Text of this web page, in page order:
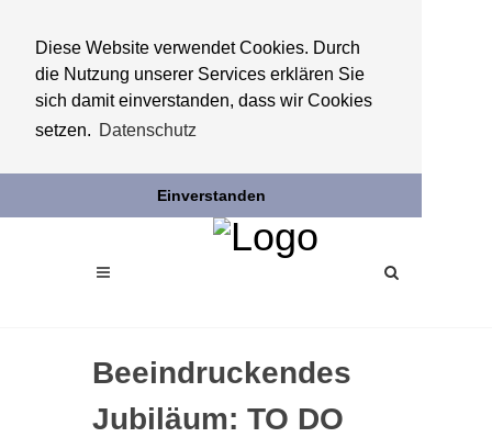
Diese Website verwendet Cookies. Durch
die Nutzung unserer Services erklären Sie
sich damit einverstanden, dass wir Cookies
setzen. Datenschutz
Einverstanden
Beeindruckendes
Jubiläum: TO DO